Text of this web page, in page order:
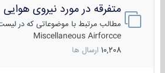
متفرقه در مورد نیروی هوایی
مطالب مرتبط با موضوعاتی که در لیست
Miscellaneous Airforcce
10,208 ارسال ها